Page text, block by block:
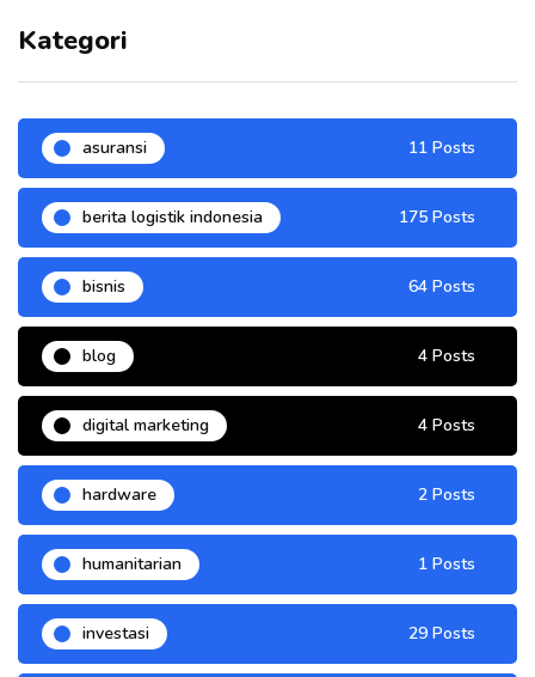
Kategori
asuransi 11 Posts
berita logistik indonesia 175 Posts
bisnis 64 Posts
blog 4 Posts
digital marketing 4 Posts
hardware 2 Posts
humanitarian 1 Posts
investasi 29 Posts